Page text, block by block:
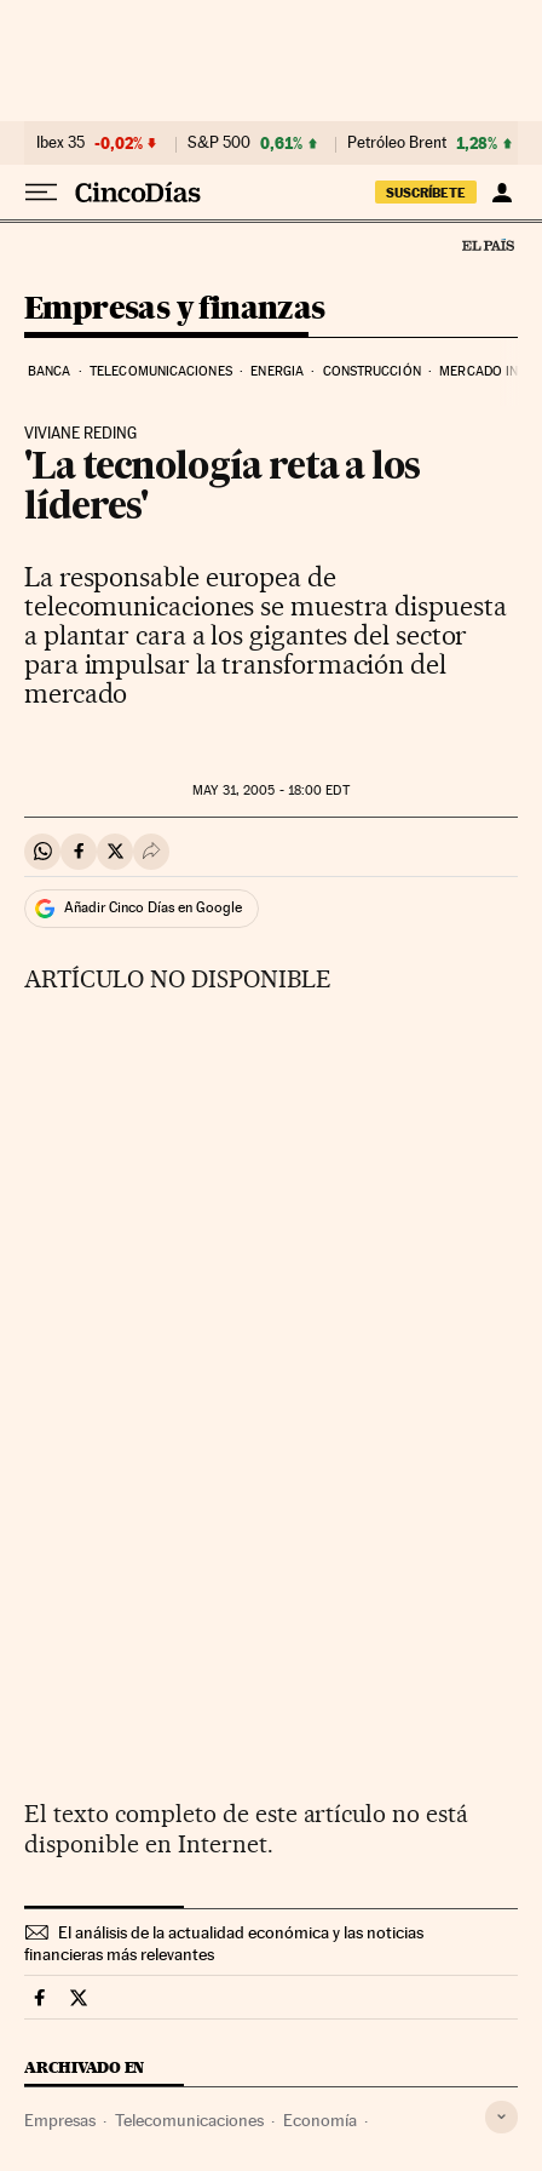
Ibex 35 -0,02% S&P 500 0,61% Petróleo Brent 1,28%
SUSCRÍBETE
Empresas y finanzas
BANCA TELECOMUNICACIONES ENERGIA CONSTRUCCIÓN MERCADO
VIVIANE REDING
'La tecnología reta a los
líderes'
La responsable europea de
telecomunicaciones se muestra dispuesta
a plantar cara a los gigantes del sector
para impulsar la transformación del
mercado
MAY31, 2005 - 18:00 EDT
Compartir en Whatsapp
Compartir en Facebook
Compartir en Twitter
Desplegar Redes Sociales
Añadir Cinco Días en Google
ARTÍCULO NO DISPONIBLE
El texto completo de este artículo no está
disponible en Internet.
El análisis de la actualidad económica y las noticias
financieras más relevantes
Companias Cinco Días en Facebook
Companias Cinco Días en Twitter
ARCHIVADO EN
Empresas Telecomunicaciones Economía